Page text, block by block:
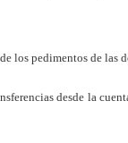
los pedimentos de las
desde la